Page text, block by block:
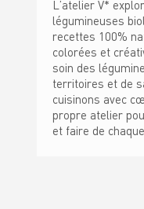
L’atelier V*
légumineuses
recettes 100%
colorées et
soin des
territoires et de
cuisinons avec
propre atelier
et faire de